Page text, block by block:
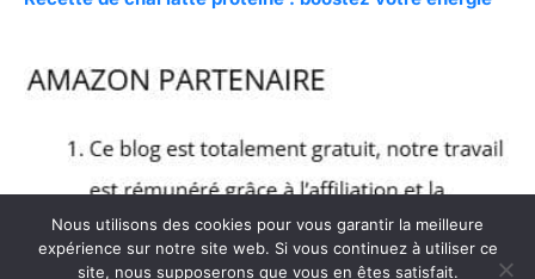
Nous utilisons des cookies pour vous garantir la meilleure
expérience sur notre site web. Si vous continuez à utiliser ce
site, nous supposerons que vous en êtes satisfait.